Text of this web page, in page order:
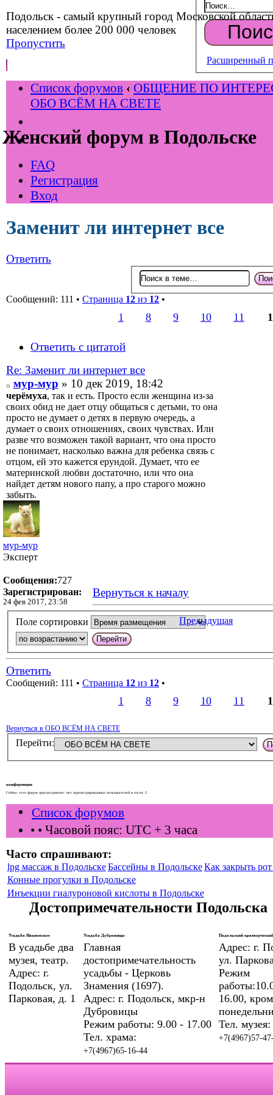
Подольск - самый крупный город Московской
населением более 200 000 человек
Пропустить
Женский форум в Подольске
Расширенный
Список форумов ‹ ОБЩЕНИЕ ПО
ОБО ВСЁМ НА СВЕТЕ
FAQ
Регистрация
Вход
Заменит ли интернет все
Ответить
Сообщений: 111 • Страница 12 из 12 •
1 8 9 10 11
Ответить с цитатой
Re: Заменит ли интернет все
мур-мур » 10 дек 2019, 18:42
черёмуха, так и есть. Просто если женщина из-за
своих обид не дает отцу общаться с детьми, то она
просто не думает о детях в первую очередь, а
думает о своих отношениях, своих чувствах. Или
разве что возможен такой вариант, что она просто
не понимает, насколько важна для ребенка связь с
отцом, ей это кажется ерундой. Думает, что ее
материнской любви достаточно, или что она
найдет детям нового папу, а про старого можно
забыть.
мур-мур
Эксперт
Сообщения:727
Зарегистрирован:
24 фев 2017, 23:58
Вернуться к началу
Предыдущая
Поле сортировки
Ответить
Сообщений: 111 • Страница 12 из 12 •
1 8 9 10 11
Вернуться в ОБО ВСЁМ НА СВЕТЕ
Перейти:
конференции
Сейчас этот форум просматривают: нет зарегистрированных пользователей и гости: 2
Список форумов
• • Часовой пояс: UTC + 3 часа
Часто спрашивают:
lpg массаж в Подольске Бассейны в ПодольскеКак закрыть
Конные прогулки в Подольске
Инъекции гиалуроновой кислоты в Подольске
Достопримечательности Подольска
Усадьба Ивановское
В усадьбе два
музея, театр.
Адрес: г.
Подольск, ул.
Парковая, д. 1
Усадьба Дубровицы
Главная
достопримечательность
усадьбы - Церковь
Знамения (1697).
Адрес: г. Подольск, мкр-н
Дубровицы
Режим работы: 9.00 - 17.00
Тел. храма:
+7(4967)65-16-44
Подольский
Адрес: г.
ул.
Режим
16.00,
Тел. музея:
+7(4967)57-